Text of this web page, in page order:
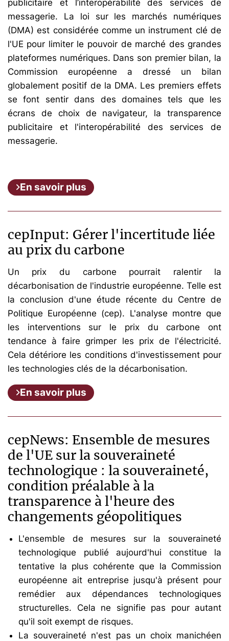
publicitaire et l’interopérabilité des services de
messagerie. La loi sur les marchés numériques
(DMA) est considérée comme un instrument clé de
l'UE pour limiter le pouvoir de marché des grandes
plateformes numériques. Dans son premier bilan, la
Commission européenne a dressé un bilan
globalement positif de la DMA. Les premiers effets
se font sentir dans des domaines tels que les
écrans de choix de navigateur, la transparence
publicitaire et l'interopérabilité des services de
messagerie.
En savoir plus
cepInput: Gérer l'incertitude liée
au prix du carbone
Un prix du carbone pourrait ralentir la
décarbonisation de l'industrie européenne. Telle est
la conclusion d'une étude récente du Centre de
Politique Européenne (cep). L'analyse montre que
les interventions sur le prix du carbone ont
tendance à faire grimper les prix de l'électricité.
Cela détériore les conditions d'investissement pour
les technologies clés de la décarbonisation.
En savoir plus
cepNews: Ensemble de mesures
de l'UE sur la souveraineté
technologique : la souveraineté,
condition préalable à la
transparence à l'heure des
changements géopolitiques
L'ensemble de mesures sur la souveraineté
technologique publié aujourd'hui constitue la
tentative la plus cohérente que la Commission
européenne ait entreprise jusqu'à présent pour
remédier aux dépendances technologiques
structurelles. Cela ne signifie pas pour autant
qu'il soit exempt de risques.
La souveraineté n'est pas un choix manichéen